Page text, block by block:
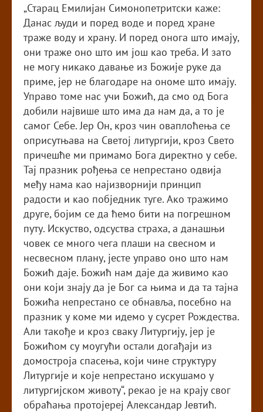
„Старац Емилијан Симонопетритски каже:
Данас људи и поред воде и поред хране
траже воду и храну. И поред онога што имају,
они траже оно што им још као треба. И зато
не могу никако давање из Божије руке да
приме, јер не благодаре на ономе што имају.
Управо томе нас учи Божић, да смо од Бога
добили највише што има да нам да, а то је
самог Себе. Јер Он, кроз чин оваплоћења се
оприсутњава на Светој литургији, кроз Свето
причешће ми примамо Бога директно у себе.
Тај празник рођења се непрестано одвија
међу нама као најизворнији принцип
радости и као побједник туге. Ако тражимо
друге, бојим се да ћемо бити на погрешном
путу. Искуство, одсуства страха, а данашњи
човек се много чега плаши на свесном и
несвесном плану, јесте управо оно што нам
Божић даје. Божић нам даје да живимо као
они који знају да је Бог са њима и да та тајна
Божића непрестано се обнавља, посебно на
празник у коме ми идемо у сусрет Рождества.
Али такође и кроз сваку Литургију, јер је
Божићом су моугући остали догађаји из
домостроја спасења, који чине структуру
Литургије и које непрестано искушамо у
литургијском животу“, рекао је на крају свог
обраћања протојереј Александар Јевтић.